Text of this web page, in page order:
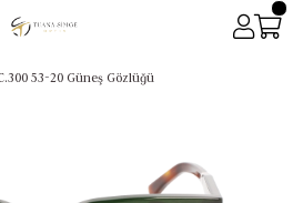
53-20 Güneş Gözlüğü